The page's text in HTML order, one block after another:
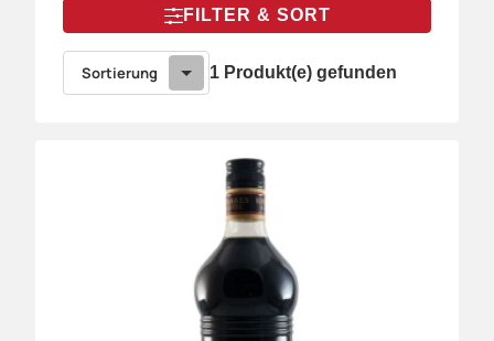
FILTER & SORT
Sortierung 1 Produkt(e) gefunden